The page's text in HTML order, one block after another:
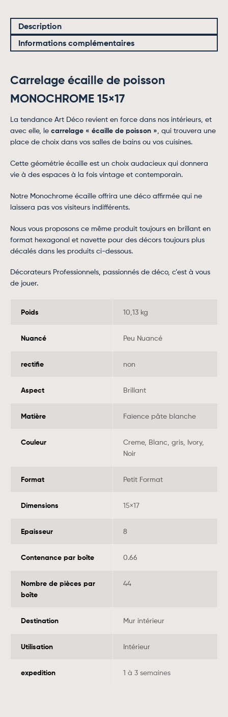
Description
Informations complémentaires
Carrelage écaille de poisson
MONOCHROME 15×17
La tendance Art Déco revient en force dans nos intérieurs, et
avec elle, le carrelage « écaille de poisson » , qui trouvera une
place de choix dans vos salles de bains ou vos cuisines.
Cette géométrie écaille est un choix audacieux qui donnera
vie à des espaces à la fois vintage et contemporain.
Notre Monochrome écaille offrira une déco affirmée qui ne
laissera pas vos visiteurs indifférents.
Nous vous proposons ce même produit toujours en brillant en
format hexagonal et navette pour des décors toujours plus
décalés dans les produits ci-dessous.
Décorateurs Professionnels, passionnés de déco, c’est à vous
de jouer.
Poids 10,13 kg
Nuancé Peu Nuancé
rectifie non
Aspect Brillant
Matière Faïence pâte blanche
Couleur
Creme, Blanc, gris, Ivory,
Noir
Format Petit Format
Dimensions 15×17
Epaisseur 8
Contenance par boîte 0.66
Nombre de pièces par
boîte
44
Destination Mur intérieur
Utilisation Intérieur
expedition 1 à 3 semaines